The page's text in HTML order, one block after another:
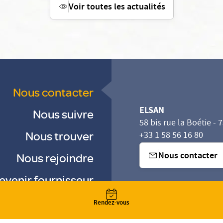
paramètres de confidentialité, en garantissant la
Rendez-vous
Voir toutes les actualités
Nous contacter
Nous suivre
Nous trouver
Nous rejoindre
fournisseur
ELSAN
58 bis rue la Boétie -
+33 1 58 56 16 80
Nous contacter
Droits & Devoirs-Agence digitale : VOID